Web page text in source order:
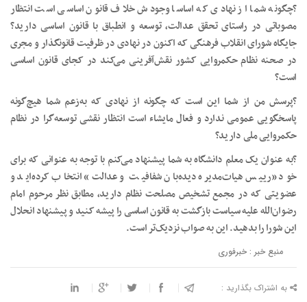
?️چگونه شما از نهادی که اساسا وجودش خلاف قانون اساسی است انتظار
مصوباتی در راستای تحقق عدالت، توسعه و انطباق با قانون اساسی دارید؟
جایگاه شورای انقلاب فرهنگی که اکنون در نهادی در ظرفیت قانونگذار و مجری
در صحنه نظام حکمروایی کشور نقش‌آفرینی می‌کند در کجای قانون اساسی
است؟
?️پرسش من از شما این است که چگونه از نهادی که به‌زعم شما هیچ‌گونه
پاسخگویی عمومی ندارد و فعال مایشاء است انتظار نقشی توسعه‌گرا در نظام
حکمروایی ملی دارید؟
?️به عنوان یک معلم دانشگاه به شما پیشنهاد می‌کنم با توجه به عنوانی که برای
خود «رییس هیات‌مدیره دیده‌بان شفافیت و عدالت» انتخاب کرده‌اید و
عضویتی که در مجمع تشخیص مصلحت نظام دارید، مطابق نظر مرحوم امام
رضوان‌الله علیه سیاست بازگشت به قانون اساسی را پیشه کنید و پیشنهاد انحلال
این شورا را بدهید. این به صواب نزدیک‌تر است.
منبع خبر : خبرفوری
به اشتراک بگذارید :